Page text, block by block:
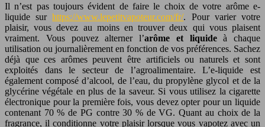
Il n’est pas toujours évident de faire le choix de votre arôme e-
liquide surhttps://www.lepetitvapoteur.com/fr/. Pour varier votre
plaisir, vous devez au moins en trouver deux qui vous plaisent
vraiment. Vous pouvez alterner l’arôme et liquideà chaque
utilisation ou journalièrement en fonction de vos préférences. Sachez
déjà que ces arômes peuvent être artificiels ou naturels et sont
exploités dans le secteur de l’agroalimentaire. L’e-liquide est
également composé d’alcool, de l’eau, du propylène glycol et de la
glycérine végétale en plus de la saveur. Si vous utilisez la cigarette
électronique pour la première fois, vous devez opter pour un liquide
contenant 70 % de PG contre 30 % de VG. Quant au choix de la
fragrance, il conditionne votre plaisir lorsque vous vapotez avec un